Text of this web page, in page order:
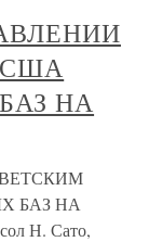
НА
БАЗ НА
Н. Сато,